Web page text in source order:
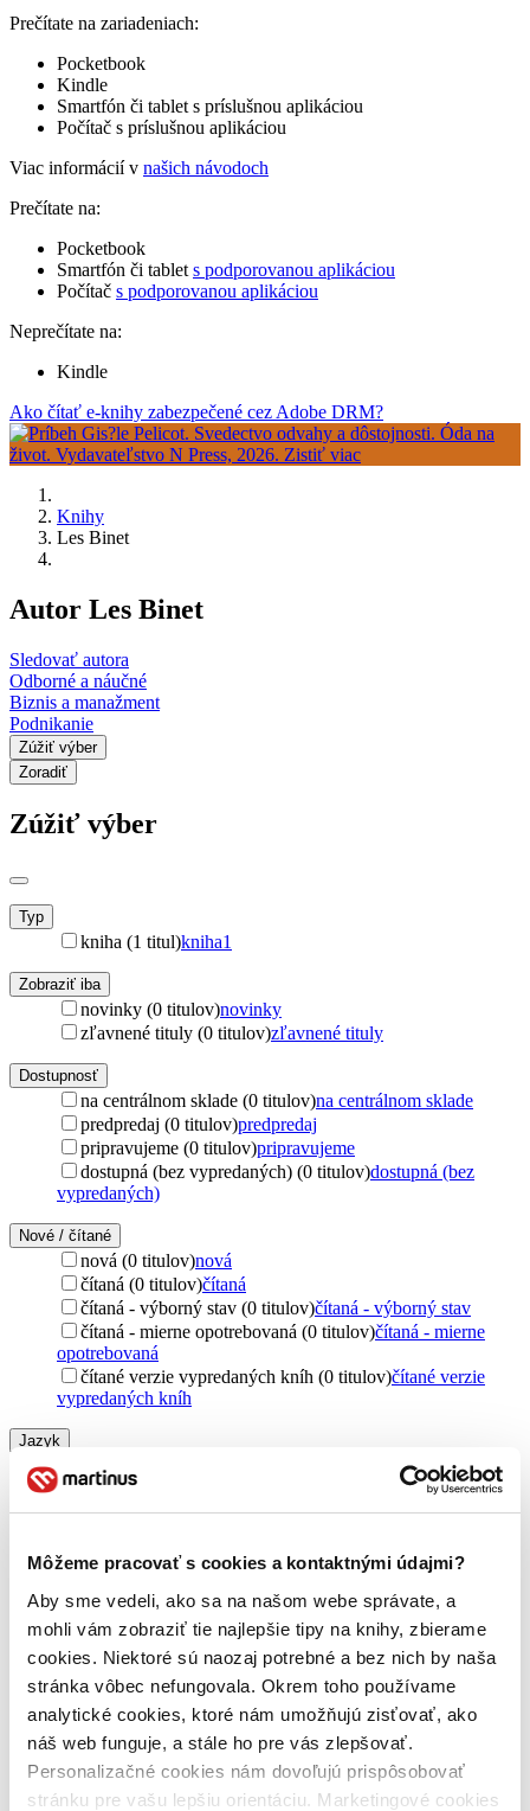
Môžeme pracovať s cookies a kontaktnými údajmi?
Aby sme vedeli, ako sa na našom webe správate, a
mohli vám zobraziť tie najlepšie tipy na knihy, zbierame
cookies. Niektoré sú naozaj potrebné a bez nich by naša
stránka vôbec nefungovala. Okrem toho používame
analytické cookies, ktoré nám umožňujú zisťovať, ako
náš web funguje, a stále ho pre vás zlepšovať.
Personalizačné cookies nám dovoľujú prispôsobovať
stránku pre vašu lepšiu orientáciu. Marketingové cookies
Prečítate na zariadeniach:
Pocketbook
Kindle
Smartfón či tablet s príslušnou aplikáciou
Počítač s príslušnou aplikáciou
Viac informácií v našich návodoch
Prečítate na:
Pocketbook
Smartfón či tablet s podporovanou aplikáciou
Počítač s podporovanou aplikáciou
Neprečítate na:
Kindle
Ako čítať e-knihy zabezpečené cez Adobe DRM?
Knihy
Les Binet
Autor Les Binet
Sledovať autora
Odborné a náučné
Biznis a manažment
Podnikanie
Zúžiť výber
Zoradiť
Zúžiť výber
Typ
kniha (1 titul)kniha1
Zobraziť iba
novinky (0 titulov)novinky
zľavnené tituly (0 titulov)zľavnené tituly
Dostupnosť
na centrálnom sklade (0 titulov)na centrálnom sklade
predpredaj (0 titulov)predpredaj
pripravujeme (0 titulov)pripravujeme
dostupná (bez vypredaných) (0 titulov)dostupná (bez
vypredaných)
Nové / čítané
nová (0 titulov)nová
čítaná (0 titulov)čítaná
čítaná - výborný stav (0 titulov)čítaná - výborný stav
čítaná - mierne opotrebovaná (0 titulov)čítaná - mierne
opotrebovaná
čítané verzie vypredaných kníh (0 titulov)čítané verzie
vypredaných kníh
Jazyk
angličtina (1 titul)
cudzí jazyk (1 titul)
Troubador (1 titul)Troubador1
Väzba
brožovaná väzba (1 titul)brožovaná väzba1
Zúžiť výber
Zoradiť